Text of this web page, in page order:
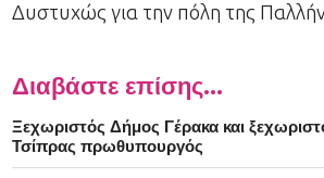
Δυστυχώς για την πόλη της
Διαβάστε επίσης...
Ξεχωριστός Δήμος Γέρακα και
Τσίπρας πρωθυπουργός